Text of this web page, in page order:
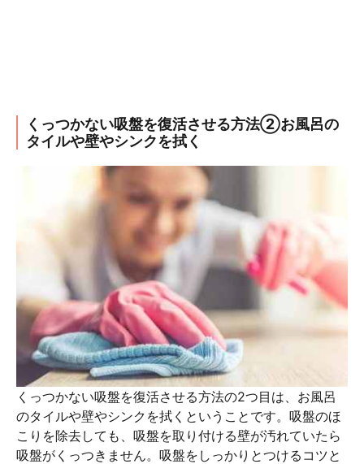
くっつかない吸盤を復活させる方法②お風呂の
タイルや壁やシンクを拭く
くっつかない吸盤を復活させる方法の2つ目は、お風呂
のタイルや壁やシンクを拭くということです。吸盤のほ
こりを除去しても、吸盤を取り付ける壁が汚れていたら
吸盤がくっつきません。吸盤をしっかりとつけるコツと